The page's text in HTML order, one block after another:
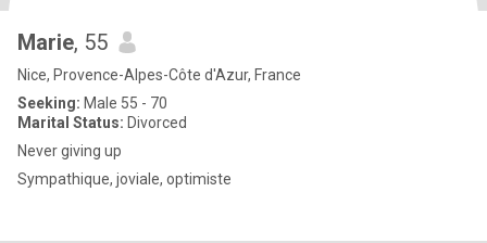
Marie, 55
Nice, Provence-Alpes-Côte d'Azur, France
Seeking: Male 55 - 70
Marital Status: Divorced
Never giving up
Sympathique, joviale, optimiste